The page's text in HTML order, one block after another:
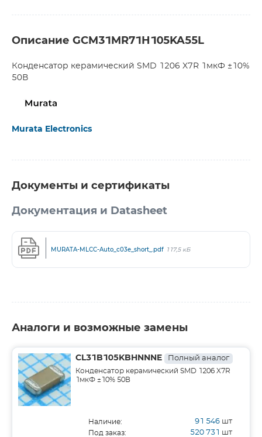
Описание GCM31MR71H105KA55L
Конденсатор керамический SMD 1206 X7R 1мкФ ±10%
50В
Murata Electronics
Документы и сертификаты
Документация и Datasheet
MURATA-MLCC-Auto_c03e_short_.pdf 117,5 кБ
Аналоги и возможные замены
CL31B105KBHNNNE Полный аналог
Конденсатор керамический SMD 1206 X7R
1мкФ ±10% 50В
Наличие: 91 546 шт
Под заказ: 520 731 шт